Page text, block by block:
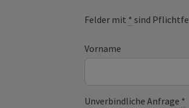
Felder mit * sind
Vorname
Unverbindliche Anfrage *